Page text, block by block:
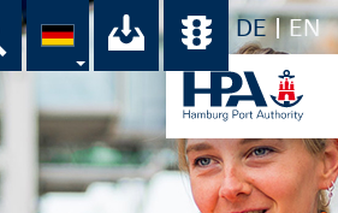
DE EN
im
Suche Ihr Download-